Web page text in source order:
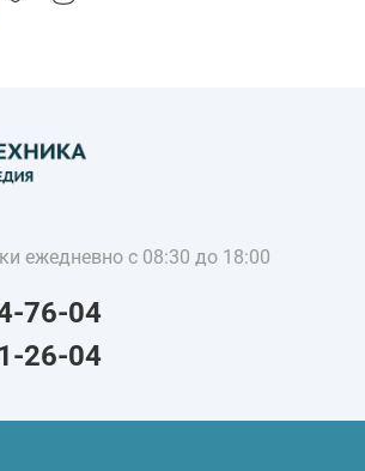
ежедневно с 08:30 до 18:00
76-04
26-04